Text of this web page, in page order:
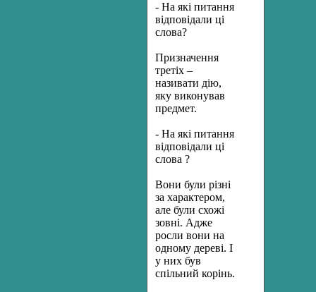
- На які питання
відповідали ці
слова?
Призначення
третіх –
називати дію,
яку виконував
предмет.
- На які питання
відповідали ці
слова ?
Вони були різні
за характером,
але були схожі
зовні. Адже
росли вони на
одному дереві. І
у них був
спільний корінь.